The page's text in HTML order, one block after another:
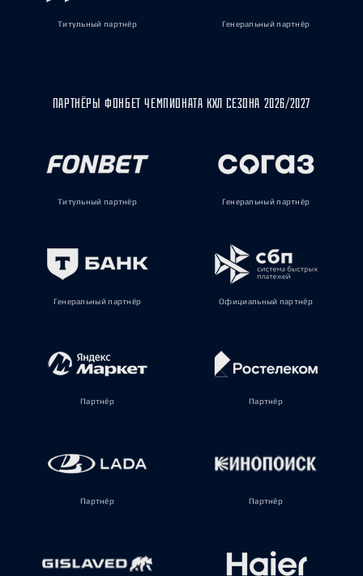
Титульный партнёр Генеральный партнёр
ПАРТНЁРЫ ФОНБЕТ ЧЕМПИОНАТА КХЛ СЕЗОНА 2026/2027
Титульный партнёр Генеральный партнёр
Генеральный партнёр Официальный партнёр
Партнёр Партнёр
Партнёр Партнёр